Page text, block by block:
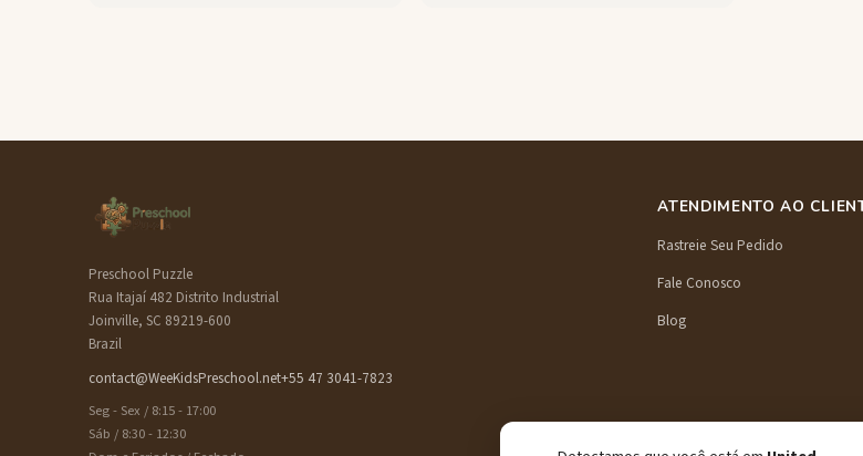
Preschool Puzzle
Rua Itajaí 482 Distrito Industrial
Joinville, SC 89219-600
Brazil
contact@WeeKidsPreschool.net+55 47 3041-7823
Seg - Sex / 8:15 - 17:00
Sáb / 8:30 - 12:30
ATENDIMENTO AO
Rastreie Seu Pedido
Fale Conosco
Blog